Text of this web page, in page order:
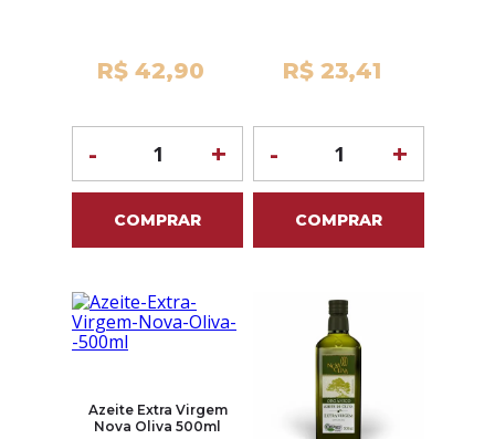
R$ 42,90
+
-
COMPRAR
R$ 23,41
+
-
COMPRAR
Azeite Extra Virgem
Nova Oliva 500ml